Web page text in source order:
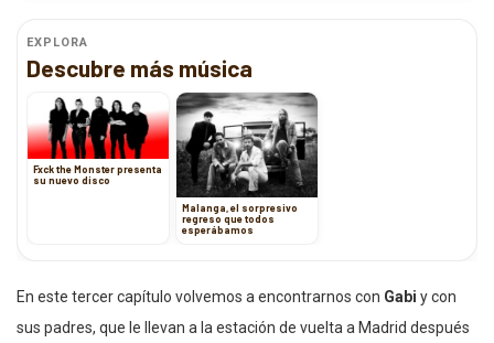
EXPLORA
Descubre más música
Fxck the Monster presenta
su nuevo disco
Malanga, el sorpresivo
regreso que todos
esperábamos
En este tercer capítulo volvemos a encontrarnos con Gabi y con
sus padres, que le llevan a la estación de vuelta a Madrid después